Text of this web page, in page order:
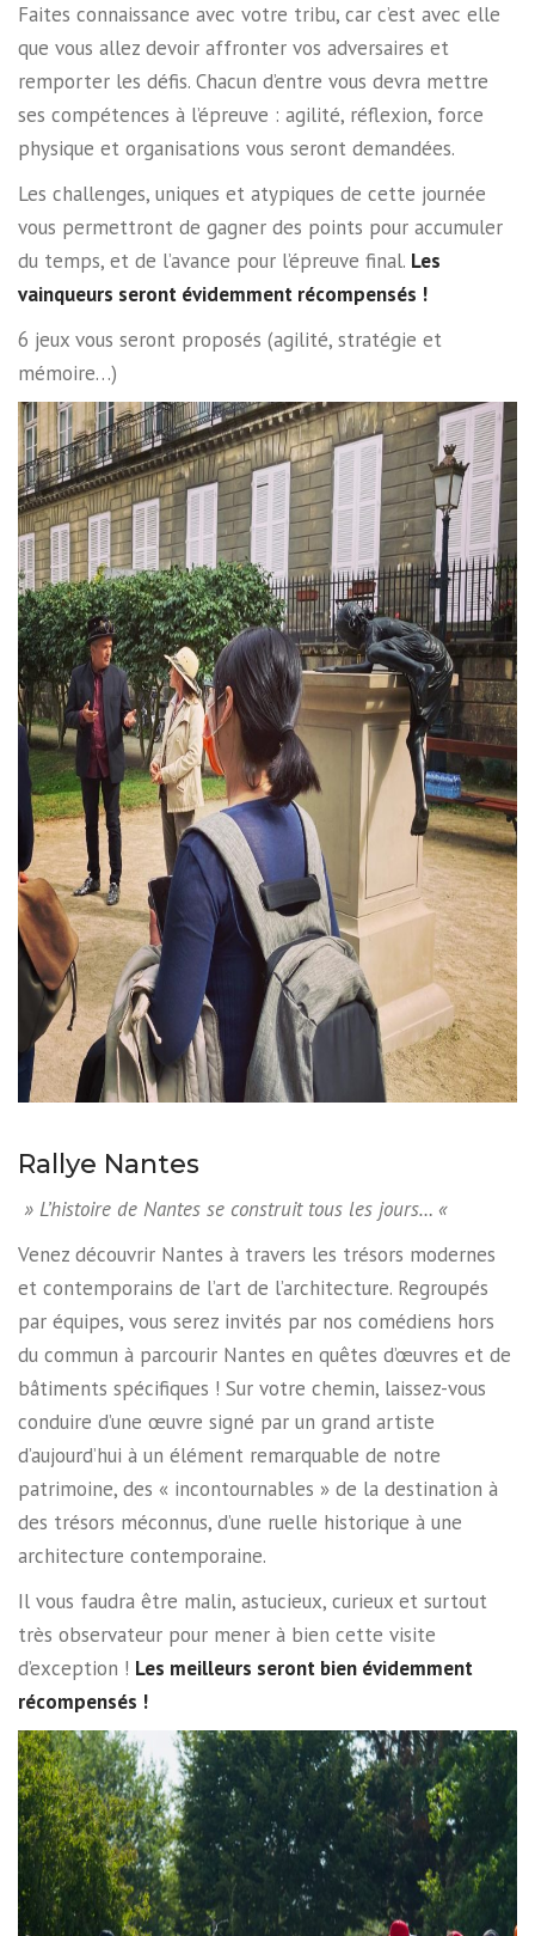
Faites connaissance avec votre tribu, car c’est avec elle
que vous allez devoir affronter vos adversaires et
remporter les défis. Chacun d’entre vous devra mettre
ses compétences à l’épreuve : agilité, réflexion, force
physique et organisations vous seront demandées.
Les challenges, uniques et atypiques de cette journée
vous permettront de gagner des points pour accumuler
du temps, et de l’avance pour l’épreuve final. Les
vainqueurs seront évidemment récompensés !
6 jeux vous seront proposés (agilité, stratégie et
mémoire…)
Rallye Nantes
» L’histoire de Nantes se construit tous les jours… «
Venez découvrir Nantes à travers les trésors modernes
et contemporains de l’art de l’architecture. Regroupés
par équipes, vous serez invités par nos comédiens hors
du commun à parcourir Nantes en quêtes d’œuvres et de
bâtiments spécifiques ! Sur votre chemin, laissez-vous
conduire d’une œuvre signé par un grand artiste
d’aujourd’hui à un élément remarquable de notre
patrimoine, des « incontournables » de la destination à
des trésors méconnus, d’une ruelle historique à une
architecture contemporaine.
Il vous faudra être malin, astucieux, curieux et surtout
très observateur pour mener à bien cette visite
d’exception ! Les meilleurs seront bien évidemment
récompensés !